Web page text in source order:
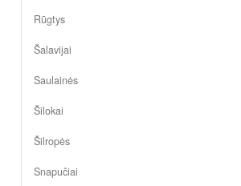
Rūgtys
Šalavijai
Saulainės
Šilokai
Šilropės
Snapučiai